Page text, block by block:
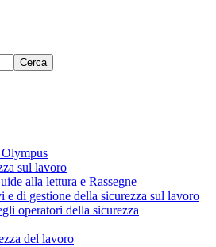
Cerca
sul lavoro
alla lettura e Rassegne
di gestione della sicurezza sul lavoro
operatori della sicurezza
del lavoro